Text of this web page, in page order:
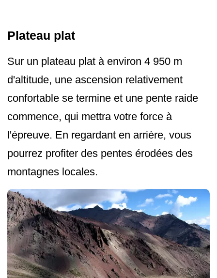
Plateau plat
Sur un plateau plat à environ 4 950 m
d'altitude, une ascension relativement
confortable se termine et une pente raide
commence, qui mettra votre force à
l'épreuve. En regardant en arrière, vous
pourrez profiter des pentes érodées des
montagnes locales.